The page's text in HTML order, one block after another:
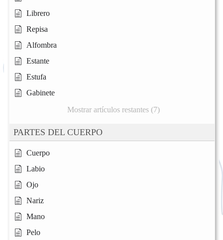
Librero
Repisa
Alfombra
Estante
Estufa
Gabinete
Mostrar artículos restantes (7)
PARTES DEL CUERPO
Cuerpo
Labio
Ojo
Nariz
Mano
Pelo